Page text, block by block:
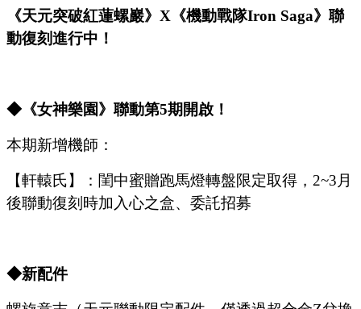
《天元突破紅蓮螺巖》 X《機動戰隊Iron Saga》聯
動復刻進行中 ！
◆《女神樂園》聯動第5期開啟！
本期新增機師：
【軒轅氏】：閨中蜜贈跑馬燈轉盤限定取得， 2~3 月
後聯動復刻時加入心之盒、委託招募
◆新配件